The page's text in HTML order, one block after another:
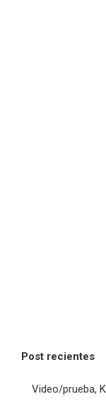
Post recientes
Video/prueba,